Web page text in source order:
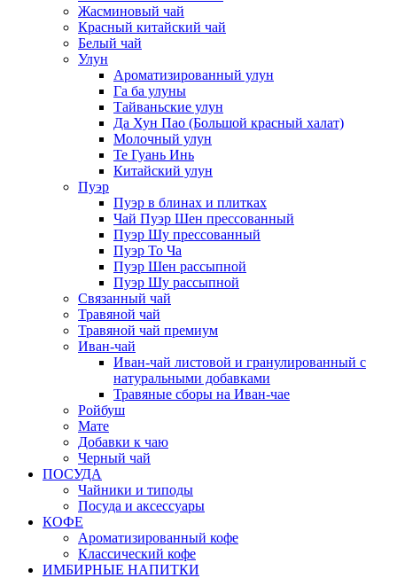
Жасминовый чай
Красный китайский чай
Белый чай
Улун
Ароматизированный улун
Га ба улуны
Тайваньские улун
Да Хун Пао (Большой красный халат)
Молочный улун
Те Гуань Инь
Китайский улун
Пуэр
Пуэр в блинах и плитках
Чай Пуэр Шен прессованный
Пуэр Шу прессованный
Пуэр То Ча
Пуэр Шен рассыпной
Пуэр Шу рассыпной
Связанный чай
Травяной чай
Травяной чай премиум
Иван-чай
Иван-чай листовой и гранулированный с
натуральными добавками
Травяные сборы на Иван-чае
Ройбуш
Мате
Добавки к чаю
Черный чай
ПОСУДА
Чайники и типоды
Посуда и аксессуары
КОФЕ
Ароматизированный кофе
Классический кофе
ИМБИРНЫЕ НАПИТКИ